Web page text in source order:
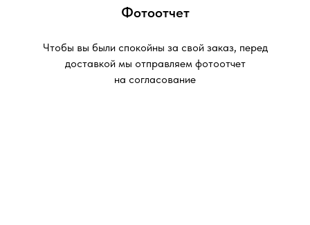
Чтобы вы были спокойны за свой заказ, перед
на согласование